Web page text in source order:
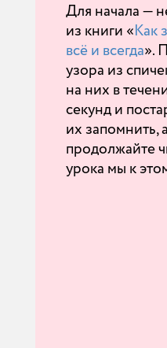
Для начала —
из книги «Как
всё и всегда».
узора из
на них в
секунд и
их запомнить,
продолжайте
урока мы к